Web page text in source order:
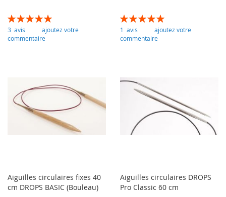
Évaluation:
100
% of100
3 avis
ajoutez votre
commentaire
Évaluation:
100
% of100
1 avis
ajoutez votre
commentaire
Aiguilles circulaires fixes 40
cm DROPS BASIC (Bouleau)
Aiguilles circulaires DROPS
Pro Classic 60 cm